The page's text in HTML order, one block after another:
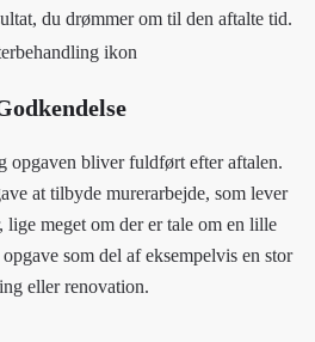
du drømmer om til den aftalte tid.
opgaven bliver fuldført efter aftalen.
at tilbyde murerarbejde, som lever
meget om der er tale om en lille
som del af eksempelvis en stor
eller renovation.